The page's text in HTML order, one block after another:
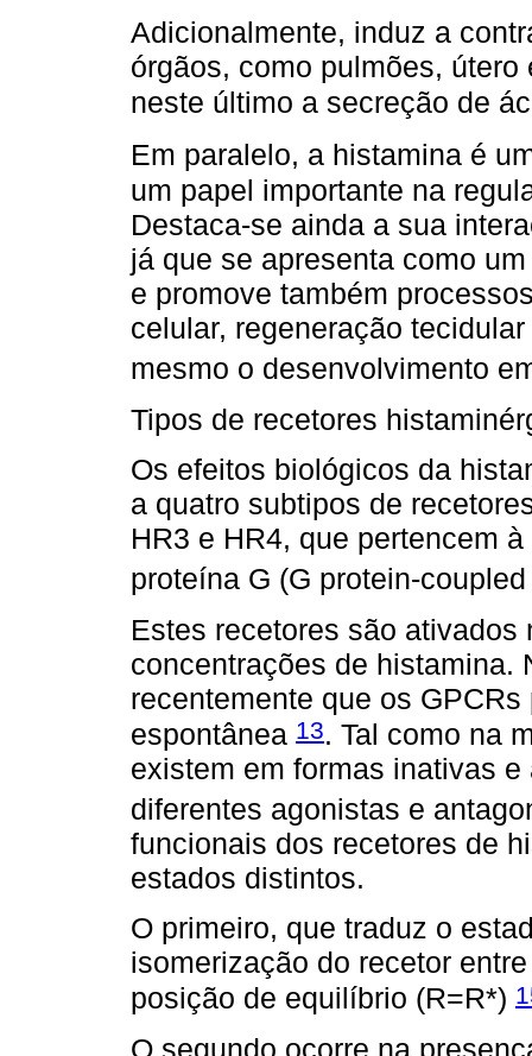
Adicionalmente, induz a
órgãos, como pulmões,
neste último a secreção de
Em paralelo, a histamina é
um papel importante na
Destaca-se ainda a sua
já que se apresenta como
e promove também
celular, regeneração
mesmo o desenvolvimento
Tipos de recetores
Os efeitos biológicos da
a quatro subtipos de
HR3 e HR4, que pertencem
proteína G (G protein-
Estes recetores são
concentrações de histamina.
recentemente que os
espontânea 13. Tal como na
existem em formas inativas
diferentes agonistas e
funcionais dos recetores de
estados distintos.
O primeiro, que traduz o
isomerização do recetor
posição de equilíbrio (R=R*)
O segundo ocorre na